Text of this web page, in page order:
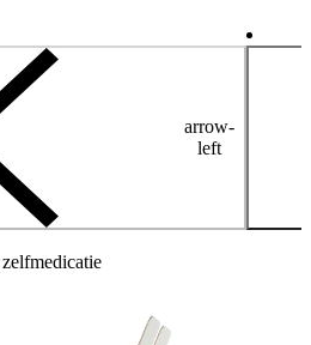
arrow-
left